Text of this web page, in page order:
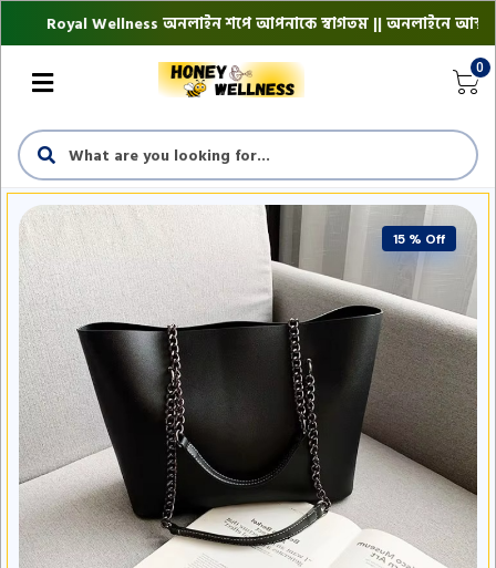
Royal Wellness অনলাইন শপে আপনাকে স্বাগতম || অনলাইনে আস্থা ও
0
15 % Off